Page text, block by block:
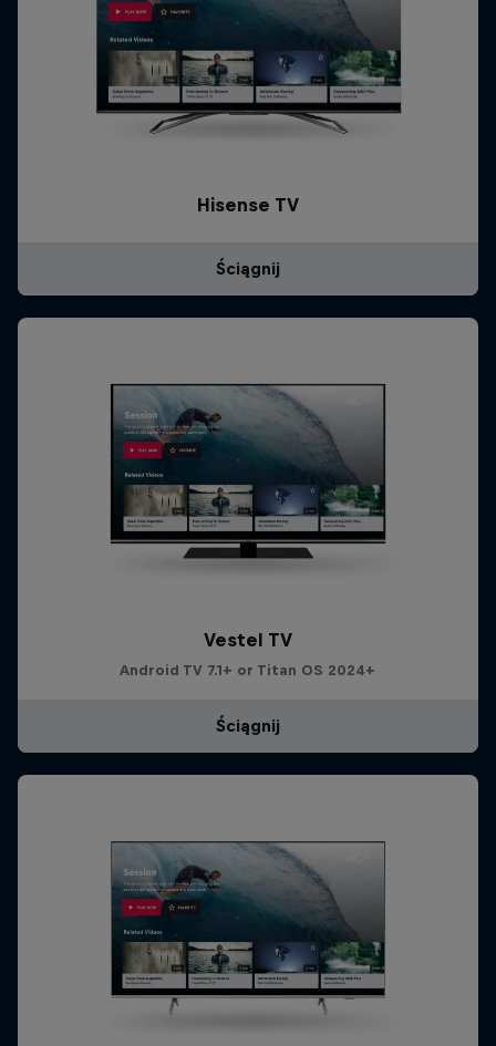
Hisense TV
Ściągnij
Vestel TV
Android TV 7.1+ or Titan OS 2024+
Ściągnij